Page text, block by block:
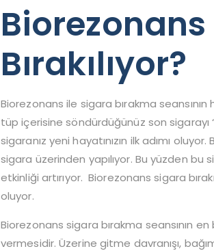
Biorezonans
Bırakılıyor?
Biorezonans ile sigara bırakma
tüp içerisine söndürdüğünüz son
sigaranız yeni hayatınızın ilk adımı
sigara üzerinden yapılıyor. Bu yüzden
etkinliği artırıyor. Biorezonans sigara
oluyor.
Biorezonans sigara bırakma seansının
vermesidir. Üzerine gitme davranışı,